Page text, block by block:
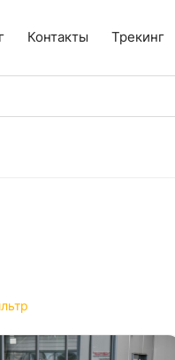
Контакты Трекинг